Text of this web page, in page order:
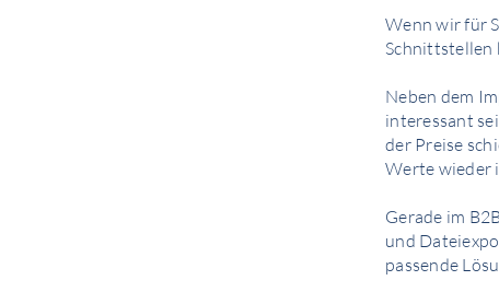
Wenn wir für
Schnittstellen
Neben dem
interessant
der Preise
Werte wieder
Gerade im
und
passende